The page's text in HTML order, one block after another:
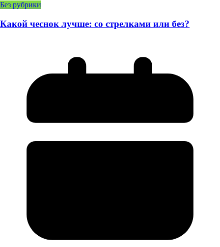
Без рубрики
Какой чеснок лучше: со стрелками или без?